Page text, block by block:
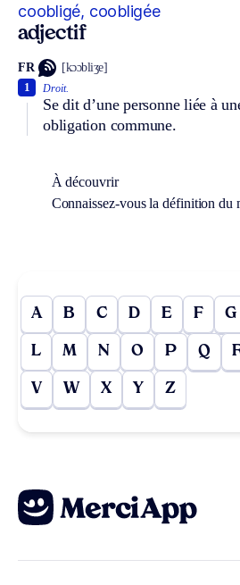
coobligé, coobligée
adjectif
FR [kɔɔbliʒe]
Droit.
Se dit d’une personne liée à
obligation commune.
1
À découvrir
Connaissez-vous la définition du
A B C D E F G
L M N O P Q
V W X Y Z